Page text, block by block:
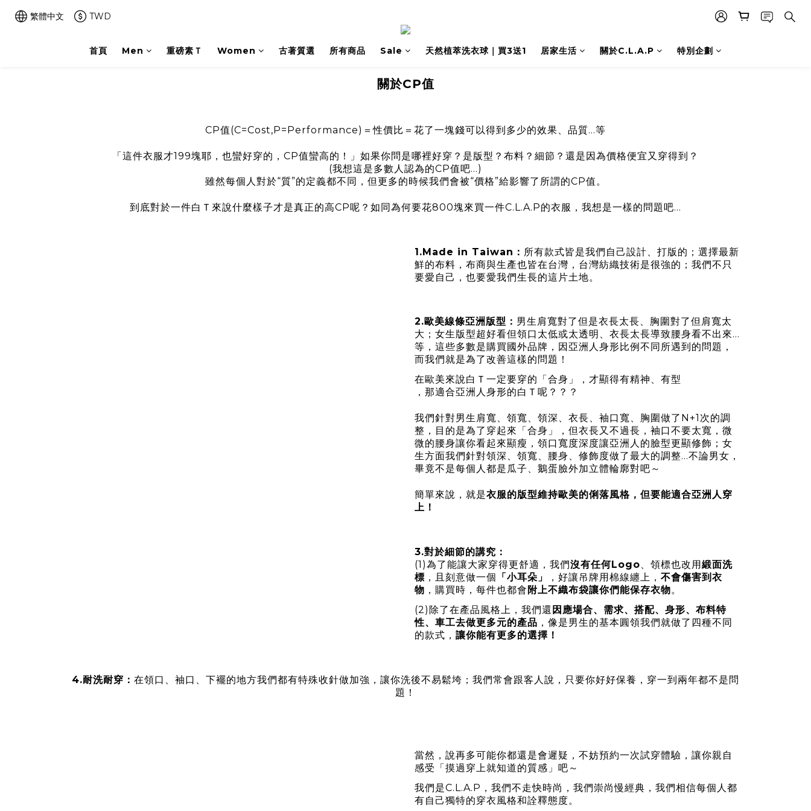
繁體中文 TWD
首頁 Men 重磅素Ｔ Women 古著質選 所有商品 Sale 天然植萃洗衣球｜買3送1 居家生活 關於C.L.A.P 特別企劃
關於CP值
CP值(C=Cost,P=Performance)＝性價比＝花了一塊錢可以得到多少的效果、品質...等
「這件衣服才199塊耶，也蠻好穿的，CP值蠻高的！」如果你問是哪裡好穿？是版型？布料？細節？還是因為價格便宜又穿得到？
(我想這是多數人認為的CP值吧...)
雖然每個人對於“質”的定義都不同，但更多的時候我們會被“價格”給影響了所謂的CP值。
到底對於一件白Ｔ來說什麼樣子才是真正的高CP呢？如同為何要花800塊來買一件C.L.A.P的衣服，我想是一樣的問題吧...
1.Made in Taiwan： 所有款式皆是我們自己設計、打版的；選擇最新
鮮的布料，布商與生產也皆在台灣，台灣紡織技術是很強的；我們不只
要愛自己，也要愛我們生長的這片土地。
2.歐美線條亞洲版型： 男生肩寬對了但是衣長太長、胸圍對了但肩寬太
大；女生版型超好看但領口太低或太透明、衣長太長導致腰身看不出來...
等，這些多數是購買國外品牌，因亞洲人身形比例不同所遇到的問題，
而我們就是為了改善這樣的問題！
在歐美來說白Ｔ一定要穿的「合身」，才顯得有精神、有型
，那適合亞洲人身形的白Ｔ呢？？？
我們針對男生肩寬、領寬、領深、衣長、袖口寬、胸圍做了N+1次的調
整，目的是為了穿起來「合身」，但衣長又不過長，袖口不要太寬，微
微的腰身讓你看起來顯瘦，領口寬度深度讓亞洲人的臉型更顯修飾；女
生方面我們針對領深、領寬、腰身、修飾度做了最大的調整...不論男女，
畢竟不是每個人都是瓜子、鵝蛋臉外加立體輪廓對吧～
簡單來說，就是衣服的版型維持歐美的俐落風格，但要能適合亞洲人穿
上！
3.對於細節的講究：
(1)為了能讓大家穿得更舒適，我們沒有任何Logo、領標也改用 緞面洗
標 ，且刻意做一個 「小耳朵」 ，好讓吊牌用棉線纏上， 不會傷害到衣
物 ，購買時，每件也都會 附上不織布袋讓你們能保存衣物。
(2)除了在產品風格上，我們還 因應場合、需求、搭配、身形、布料特
性、車工去做更多元的產品 ，像是男生的基本圓領我們就做了四種不同
的款式， 讓你能有更多的選擇！
4.耐洗耐穿： 在領口、袖口、下襬的地方我們都有特殊收針做加強，讓你洗後不易鬆垮；我們常會跟客人說，只要你好好保養，穿一到兩年都不是問
題！
當然，說再多可能你都還是會遲疑，不妨預約一次試穿體驗，讓你親自
感受「摸過穿上就知道的質感」吧～
我們是C.L.A.P，我們不走快時尚，我們崇尚慢經典，我們相信每個人都
有自己獨特的穿衣風格和詮釋態度。